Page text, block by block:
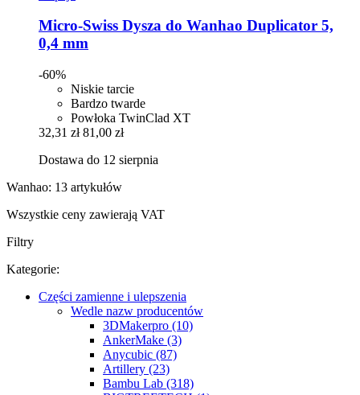
Micro-Swiss Dysza do Wanhao Duplicator 5,
0,4 mm
-60%
Niskie tarcie
Bardzo twarde
Powłoka TwinClad XT
32,31 zł 81,00 zł
Dostawa do 12 sierpnia
Wanhao: 13 artykułów
Wszystkie ceny zawierają VAT
Filtry
Kategorie:
Części zamienne i ulepszenia
Wedle nazw producentów
3DMakerpro (10)
AnkerMake (3)
Anycubic (87)
Artillery (23)
Bambu Lab (318)